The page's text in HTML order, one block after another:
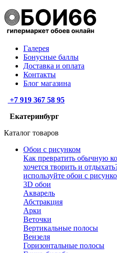
Галерея
Бонусные баллы
Доставка и оплата
Контакты
Блог магазина
+7 919 367 58 95
Екатеринбург
Каталог товаров
Обои с рисунком
Как превратить обычную
хочется творить и
используйте обои с
3D обои
Акварель
Абстракция
Арки
Веточки
Вертикальные полосы
Вензеля
Горизонтальные полосы